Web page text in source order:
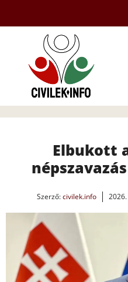
tartalomba
Elbukott
Szerző:civilek.info